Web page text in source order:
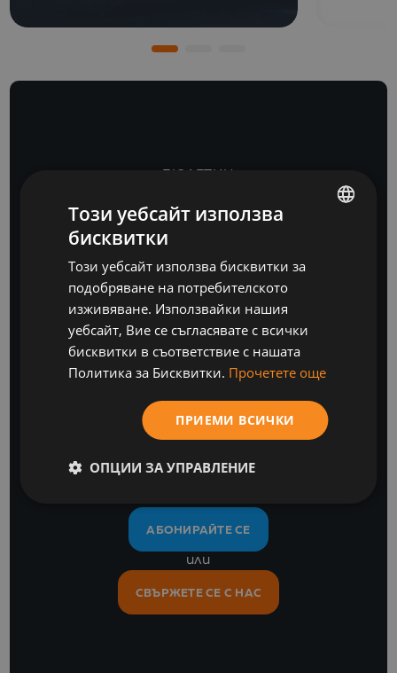
Бъдете крачка
напред
АБОНИРАЙТЕ СЕ
или
СВЪРЖЕТЕ СЕ С НАС
ENGLISH
Този уебсайт използва
бисквитки
Този уебсайт използва бисквитки за
подобряване на потребителското
изживяване. Използвайки нашия
уебсайт, Вие се съгласявате с всички
бисквитки в съответствие с нашата
Политика за Бисквитки. Прочетете още
ПРИЕМИ ВСИЧКИ
ОПЦИИ ЗА УПРАВЛЕНИЕ